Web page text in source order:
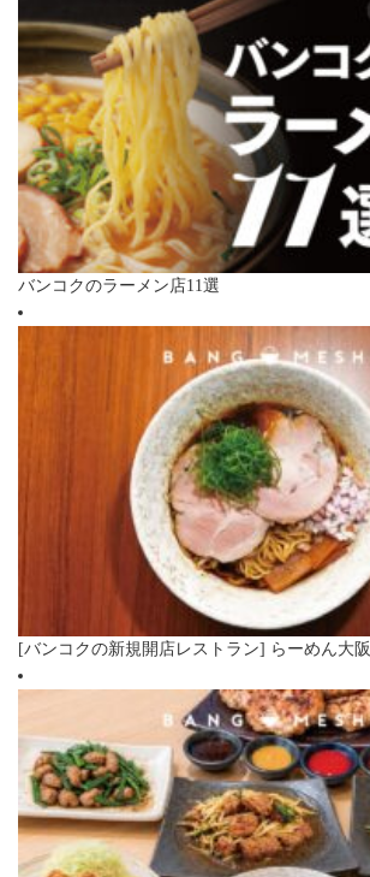
バンコクのラーメン店11選
[バンコクの新規開店レストラン] らーめん大阪